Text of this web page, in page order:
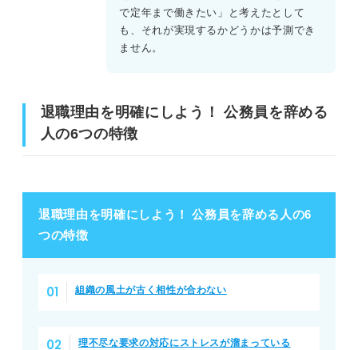
で定年まで働きたい」と考えたとして
も、それが実現するかどうかは予測でき
ません。
退職理由を明確にしよう！ 公務員を辞める
人の6つの特徴
退職理由を明確にしよう！ 公務員を辞める人の6
つの特徴
組織の風土が古く相性が合わない
理不尽な要求の対応にストレスが溜まっている